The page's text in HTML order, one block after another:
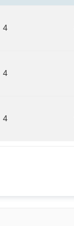
4
4
4